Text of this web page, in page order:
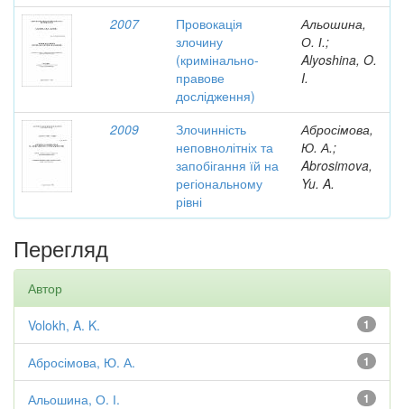
2007
Провокація
злочину
(кримінально-
правове
дослідження)
Альошина,
О. І.;
Alyoshina, O.
I.
2009
Злочинність
неповнолітніх та
запобігання їй на
регіональному
рівні
Абросімова,
Ю. А.;
Abrosimova,
Yu. A.
Перегляд
Автор
1
Volokh, A. K.
1
Абросімова, Ю. А.
1
Альошина, О. І.